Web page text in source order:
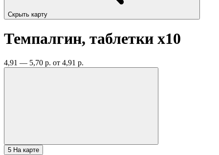
Скрыть карту
Темпалгин, таблетки x10
4,91 — 5,70 р. от 4,91 р.
5 На карте